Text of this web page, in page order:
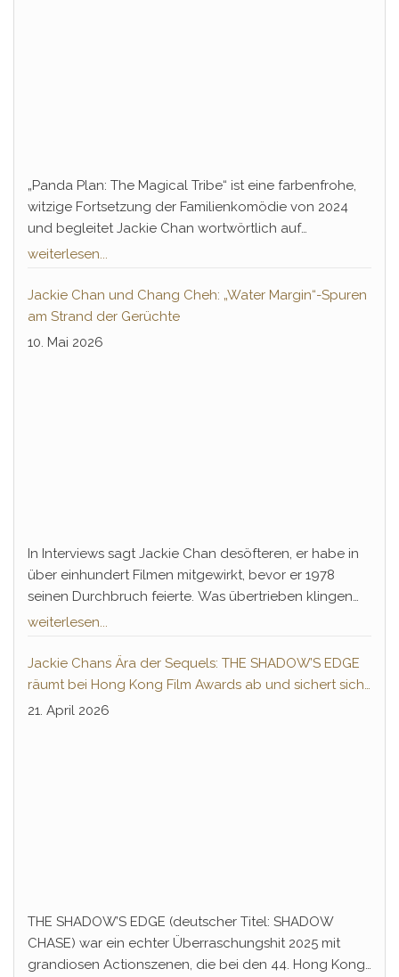
„Panda Plan: The Magical Tribe“ ist eine farbenfrohe,
witzige Fortsetzung der Familienkomödie von 2024
und begleitet Jackie Chan wortwörtlich auf
Sidequests seiner Karriere, in denen er sich selbst
chinesische Kultur auf humorvolle und überraschend
emotionale Weise für Jung und Junggebliebene in
der ganzen Welt verbreitet. Ein chantastischer
weiterlesen...
Jackie Chan und Chang Cheh: „Water Margin“-Spuren
am Strand der Gerüchte
10. Mai 2026
In Interviews sagt Jackie Chan desöfteren, er habe in
über einhundert Filmen mitgewirkt, bevor er 1978
seinen Durchbruch feierte. Was übertrieben klingen
mag, lässt sich mit filmischen Neuentdeckungen aus
eindeutig belegen. Nur ein paar Filme der Shaw
Brothers scheinen noch einen endgültigen Beweis zu
fordern, auch wenn Chan schon lange selbst zugibt,
weiterlesen...
Jackie Chans Ära der Sequels: THE SHADOW’S EDGE
räumt bei Hong Kong Film Awards ab und sichert sich
Fortsetzung
21. April 2026
THE SHADOW’S EDGE (deutscher Titel: SHADOW
CHASE) war ein echter Überraschungshit 2025 mit
grandiosen Actionszenen, die bei den 44. Hong Kong